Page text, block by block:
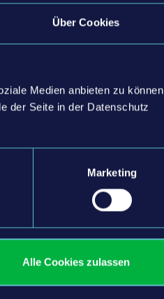
Über Cookies
Medien anbieten zu können
der Seite in der Datenschutz
Marketing
Alle Cookies zulassen
Jugendzentrums
und somit einen Ort des
an, sowie
kooperativen Multiplayer,
fördern – getreu dem
Herkunft
mit denen sie
des Jugendzentrums, die
CEO von astragon